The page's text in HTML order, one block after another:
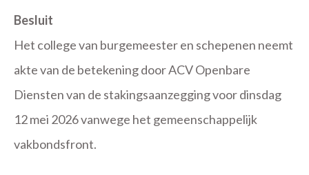
Besluit
Het college van burgemeester en schepenen neemt
akte van de betekening door ACV Openbare
Diensten van de stakingsaanzegging voor dinsdag
12 mei 2026vanwege het gemeenschappelijk
vakbondsfront.